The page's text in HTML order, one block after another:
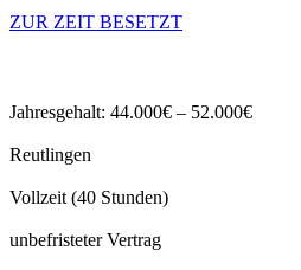
ZUR ZEIT BESETZT
Jahresgehalt: 44.000€ – 52.000€
Reutlingen
Vollzeit (40 Stunden)
unbefristeter Vertrag